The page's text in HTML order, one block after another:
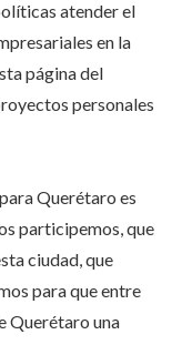
atender el
en la
página del
personales
Querétaro es
participemos, que
ciudad, que
para que entre
Querétaro una